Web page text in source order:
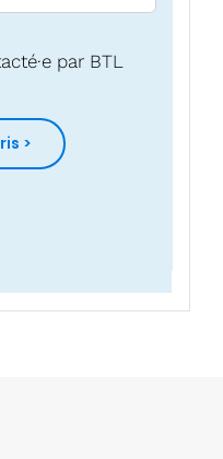
par BTL
>